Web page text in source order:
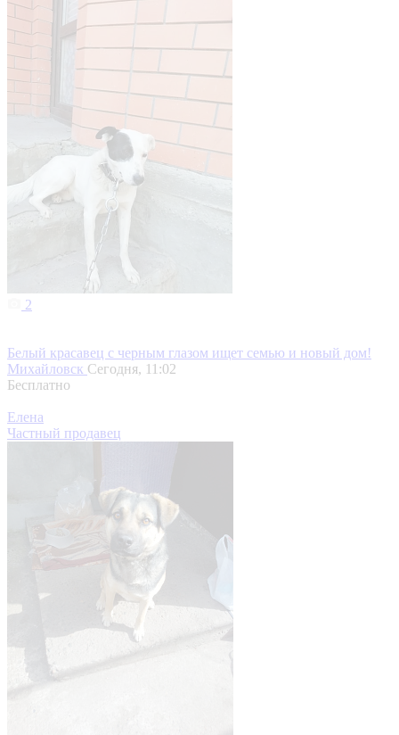
2
Белый красавец с черным глазом ищет семью и новый дом!
Михайловск Сегодня, 11:02
Бесплатно
Елена
Частный продавец